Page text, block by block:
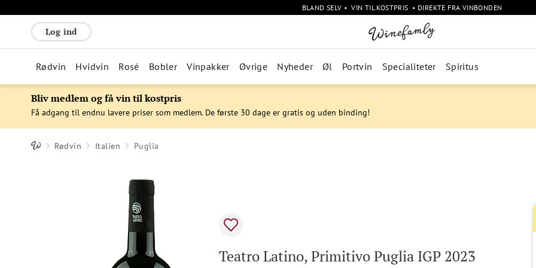
BLAND SELV • VIN TIL KOSTPRIS • DIREKTE FRA VINBONDEN
Log ind
Rødvin Hvidvin Rosé Bobler Vinpakker Øvrige Nyheder Øl Portvin Specialiteter Spiritus
Bliv medlem og få vin til kostpris
Få adgang til endnu lavere priser som medlem. De første 30 dage er gratis og uden binding!
Rødvin Italien Puglia
Teatro Latino, Primitivo Puglia IGP 2023